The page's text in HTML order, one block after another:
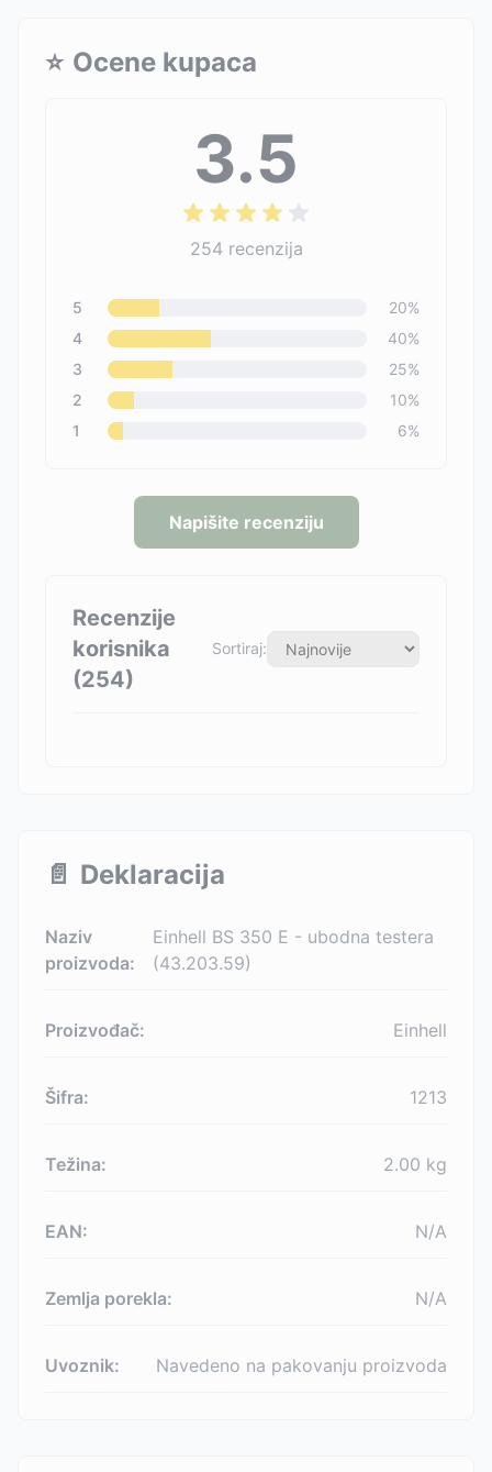
⭐ Ocene kupaca
3.5
254 recenzija
5 20%
4
40%
3
25%
2
10%
1
6%
Napišite recenziju
Recenzije
korisnika
(254)
Sortiraj:
📄 Deklaracija
Naziv
proizvoda:
Einhell BS 350 E - ubodna testera
(43.203.59)
Proizvođač: Einhell
Šifra: 1213
Težina: 2.00 kg
EAN: N/A
Zemlja porekla: N/A
Uvoznik: Navedeno na pakovanju proizvoda